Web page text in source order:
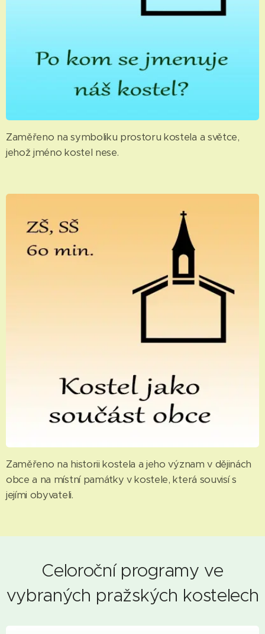
Zaměřeno na symboliku prostoru kostela a světce,
jehož jméno kostel nese.
Zaměřeno na historii kostela a jeho význam v dějinách
obce a na místní památky v kostele, která souvisí s
jejími obyvateli.
Celoroční programy ve
vybraných pražských kostelech